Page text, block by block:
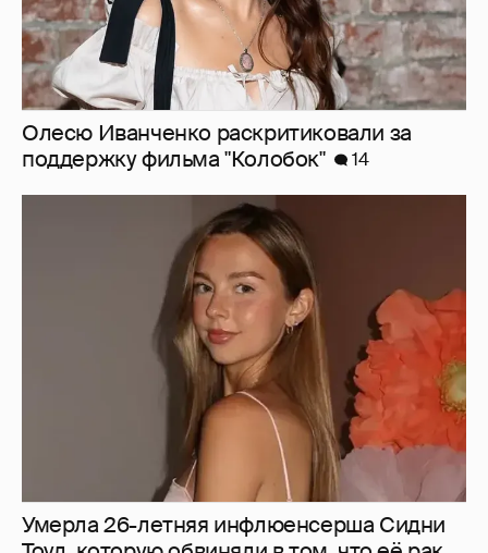
Олесю Иванченко раскритиковали за
поддержку фильма "Колобок"
14
Умерла 26-летняя инфлюенсерша Сидни